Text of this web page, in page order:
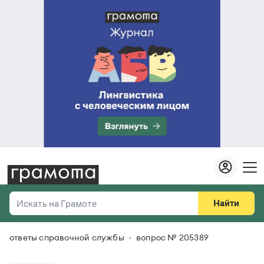
Искать на Грамоте
Справочная служба
Найти
Везде
ответы справочной службы вопрос № 205389